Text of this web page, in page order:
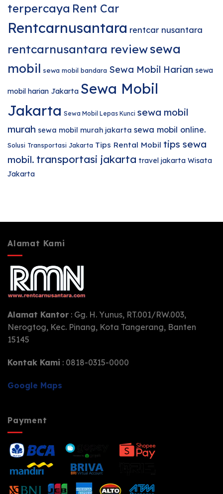
terpercaya Rent Car
Rentcarnusantara rentcar nusantara
rentcarnusantara reviewsewa
mobil sewa mobil bandara Sewa Mobil Harian sewa
mobil harian Jakarta Sewa Mobil
Jakarta Sewa Mobil Lepas Kunci sewa mobil
murah sewa mobil murah jakarta sewa mobil online.
Solusi Transportasi Jakarta Tips Rental Mobil tips sewa
mobil. transportasi jakarta travel jakarta Wisata
Jakarta
Alamat Kami
Alamat Kantor : Gg. H. Yunus, RT.001/RW.003,
Nerogtog, Kec. Pinang, Kota Tangerang, Banten
15145
Kontak Kami : 0818-0315-0000
Google Maps
Payment